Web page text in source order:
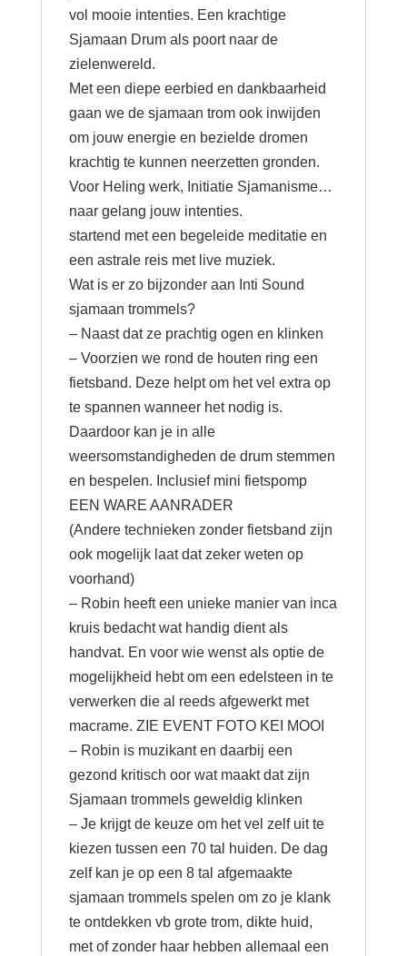
vol mooie intenties. Een krachtige
Sjamaan Drum als poort naar de
zielenwereld.
Met een diepe eerbied en dankbaarheid
gaan we de sjamaan trom ook inwijden
om jouw energie en bezielde dromen
krachtig te kunnen neerzetten gronden.
Voor Heling werk, Initiatie Sjamanisme…
naar gelang jouw intenties.
startend met een begeleide meditatie en
een astrale reis met live muziek.
Wat is er zo bijzonder aan Inti Sound
sjamaan trommels?
– Naast dat ze prachtig ogen en klinken
– Voorzien we rond de houten ring een
fietsband. Deze helpt om het vel extra op
te spannen wanneer het nodig is.
Daardoor kan je in alle
weersomstandigheden de drum stemmen
en bespelen. Inclusief mini fietspomp
EEN WARE AANRADER
(Andere technieken zonder fietsband zijn
ook mogelijk laat dat zeker weten op
voorhand)
– Robin heeft een unieke manier van inca
kruis bedacht wat handig dient als
handvat. En voor wie wenst als optie de
mogelijkheid hebt om een edelsteen in te
verwerken die al reeds afgewerkt met
macrame. ZIE EVENT FOTO KEI MOOI
– Robin is muzikant en daarbij een
gezond kritisch oor wat maakt dat zijn
Sjamaan trommels geweldig klinken
– Je krijgt de keuze om het vel zelf uit te
kiezen tussen een 70 tal huiden. De dag
zelf kan je op een 8 tal afgemaakte
sjamaan trommels spelen om zo je klank
te ontdekken vb grote trom, dikte huid,
met of zonder haar hebben allemaal een